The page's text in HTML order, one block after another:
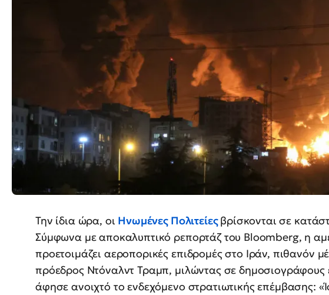
Την ίδια ώρα, οι Ηνωμένες Πολιτείεςβρίσκονται σε
Σύμφωνα με αποκαλυπτικό ρεπορτάζ του Bloomberg, η
προετοιμάζει αεροπορικές επιδρομές στο Ιράν, πιθανόν
πρόεδρος Ντόναλντ Τραμπ, μιλώντας σε
άφησε ανοιχτό το ενδεχόμενο στρατιωτικής επέμβασης: